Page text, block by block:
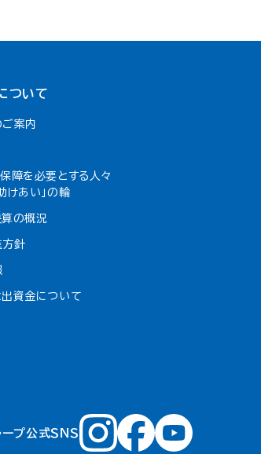
ついて
案内
障を必要とする人々
けあい」の輪
の概況
方針
資金について
プ公式ＳＮＳ